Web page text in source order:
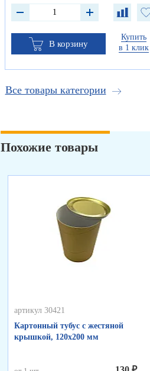
В корзину
Купить
в 1 клик
Все товары категории
Похожие товары
артикул 30421
Картонный тубус с жестяной
крышкой, 120х200 мм